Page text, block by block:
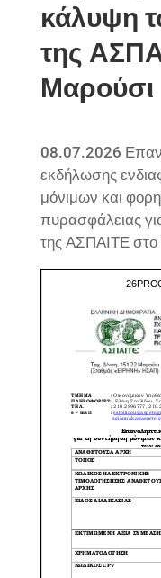
κάλυψη
της
Μαρούσι
08.07.2026
εκδήλωσης
μόνιμων και
πυρασφάλειας
της ΑΣΠΑΙΤΕ